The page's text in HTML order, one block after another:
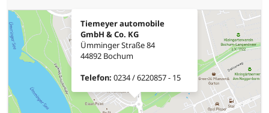
Tiemeyer automobile
GmbH & Co. KG
Ümminger Straße 84
44892 Bochum
Telefon: 0234 / 6220857 - 15